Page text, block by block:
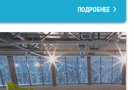
ПОДРОБНЕЕ